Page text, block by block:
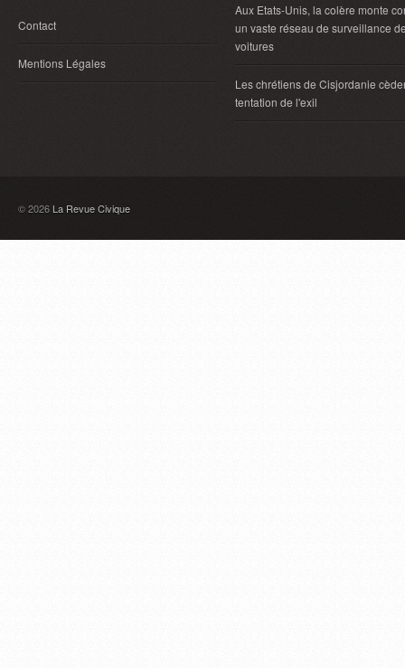
Contact
Mentions Légales
Aux Etats-Unis, la colère monte
un vaste réseau de surveillance
voitures
Les chrétiens de Cisjordanie
tentation de l'exil
© 2026 La Revue Civique